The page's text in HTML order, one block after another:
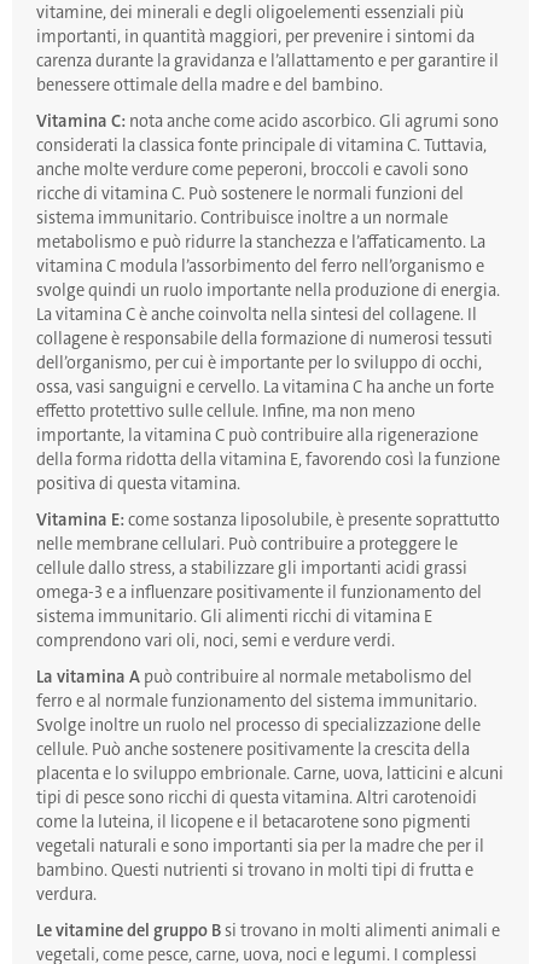
vitamine, dei minerali e degli oligoelementi essenziali più
importanti, in quantità maggiori, per prevenire i sintomi da
carenza durante la gravidanza e l’allattamento e per garantire il
benessere ottimale della madre e del bambino.
Vitamina C: nota anche come acido ascorbico. Gli agrumi sono
considerati la classica fonte principale di vitamina C. Tuttavia,
anche molte verdure come peperoni, broccoli e cavoli sono
ricche di vitamina C. Può sostenere le normali funzioni del
sistema immunitario. Contribuisce inoltre a un normale
metabolismo e può ridurre la stanchezza e l’affaticamento. La
vitamina C modula l’assorbimento del ferro nell’organismo e
svolge quindi un ruolo importante nella produzione di energia.
La vitamina C è anche coinvolta nella sintesi del collagene. Il
collagene è responsabile della formazione di numerosi tessuti
dell’organismo, per cui è importante per lo sviluppo di occhi,
ossa, vasi sanguigni e cervello. La vitamina C ha anche un forte
effetto protettivo sulle cellule. Infine, ma non meno
importante, la vitamina C può contribuire alla rigenerazione
della forma ridotta della vitamina E, favorendo così la funzione
positiva di questa vitamina.
Vitamina E: come sostanza liposolubile, è presente soprattutto
nelle membrane cellulari. Può contribuire a proteggere le
cellule dallo stress, a stabilizzare gli importanti acidi grassi
omega-3 e a influenzare positivamente il funzionamento del
sistema immunitario. Gli alimenti ricchi di vitamina E
comprendono vari oli, noci, semi e verdure verdi.
La vitamina A può contribuire al normale metabolismo del
ferro e al normale funzionamento del sistema immunitario.
Svolge inoltre un ruolo nel processo di specializzazione delle
cellule. Può anche sostenere positivamente la crescita della
placenta e lo sviluppo embrionale. Carne, uova, latticini e alcuni
tipi di pesce sono ricchi di questa vitamina. Altri carotenoidi
come la luteina, il licopene e il betacarotene sono pigmenti
vegetali naturali e sono importanti sia per la madre che per il
bambino. Questi nutrienti si trovano in molti tipi di frutta e
verdura.
Le vitamine del gruppo Bsi trovano in molti alimenti animali e
vegetali, come pesce, carne, uova, noci e legumi. I complessi